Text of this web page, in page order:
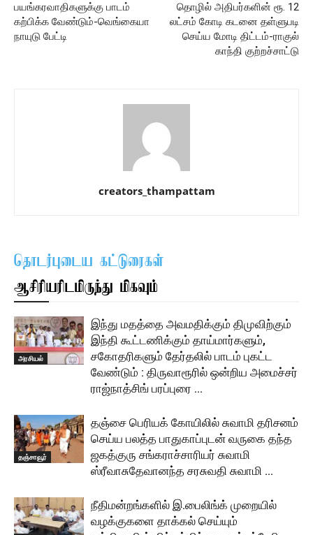
பயங்கரவாதிகளுக்கு பாடம்
கற்பிக்க வேண்டும்-வெங்கையா
நாயுடு பேட்டி
தொழில் அதிபர்களின் ரூ. 12
லட்சம் கோடி கடனை தள்ளுபடி
செய்ய மோடி திட்டம்-ராகுல்
காந்தி குற்றச்சாட்டு
creators_thampattam
தொடர்புடைய கட்டுரைகள்
ஆசிரியரிடமிருந்து மிகவும்
அரசியல்
இந்து மதத்தை அவமதிக்கும் திமுவிற்கும்
இந்தி கூட்டணிக்கும் தாய்மார்களும்,
சகோதரிகளும் தேர்தலில் பாடம் புகட்ட
வேண்டும் : திருவாரூரில் ஒன்றிய அமைச்சர்
ராஜ்நாத்சிங் பரப்புரை …
தஞ்சாவூர்
தஞ்சை பெரியக் கோயிலில் சுவாமி தரிசனம்
செய்ய பலத்த பாதுகாப்புடன் வருகை தந்த
ஜகத்குரு சங்கராச்சாரியர் சுவாமி
ஸ்ரீவாசுதேவானந்த சரசுவதி சுவாமி …
நீதிமன்றங்களில் இ.பைலிங்க் முறையில்
வழக்குகளை தாக்கல் செய்யும்